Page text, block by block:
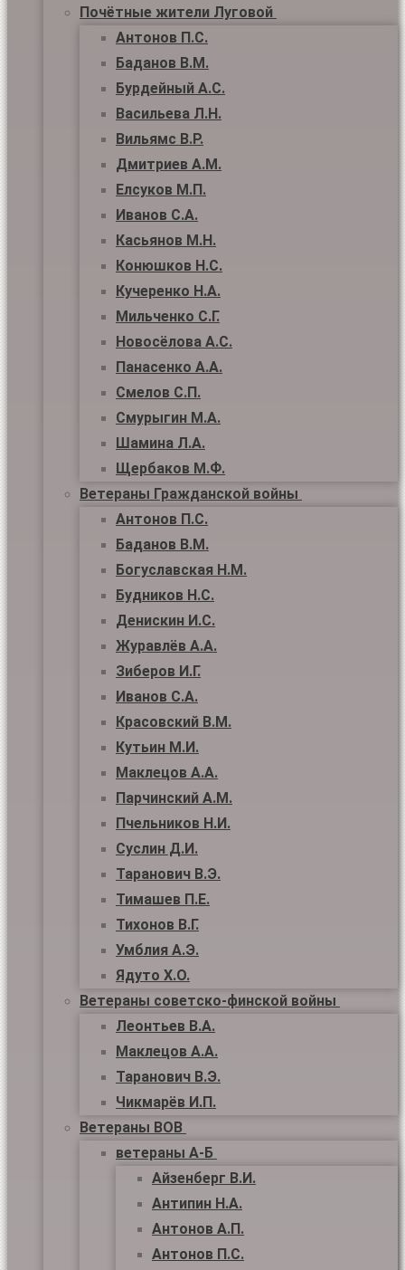
Почётные жители Луговой
Антонов П.С.
Баданов В.М.
Бурдейный А.С.
Васильева Л.Н.
Вильямс В.Р.
Дмитриев А.М.
Елсуков М.П.
Иванов С.А.
Касьянов М.Н.
Конюшков Н.С.
Кучеренко Н.А.
Мильченко С.Г.
Новосёлова А.С.
Панасенко А.А.
Смелов С.П.
Смурыгин М.А.
Шамина Л.А.
Щербаков М.Ф.
Ветераны Гражданской войны
Антонов П.С.
Баданов В.М.
Богуславская Н.М.
Будников Н.С.
Денискин И.С.
Журавлёв А.А.
Зиберов И.Г.
Иванов С.А.
Красовский В.М.
Кутьин М.И.
Маклецов А.А.
Парчинский А.М.
Пчельников Н.И.
Суслин Д.И.
Таранович В.Э.
Тимашев П.Е.
Тихонов В.Г.
Умблия А.Э.
Ядуто Х.О.
Ветераны советско-финской войны
Леонтьев В.А.
Маклецов А.А.
Таранович В.Э.
Чикмарёв И.П.
Ветераны ВОВ
ветераны А-Б
Айзенберг В.И.
Антипин Н.А.
Антонов А.П.
Антонов П.С.